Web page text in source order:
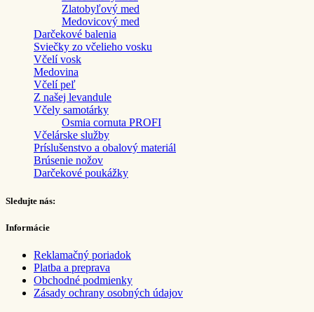
Zlatobyľový med
Medovicový med
Darčekové balenia
Sviečky zo včelieho vosku
Včelí vosk
Medovina
Včelí peľ
Z našej levandule
Včely samotárky
Osmia cornuta PROFI
Včelárske služby
Príslušenstvo a obalový materiál
Brúsenie nožov
Darčekové poukážky
Sledujte nás:
Informácie
Reklamačný poriadok
Platba a preprava
Obchodné podmienky
Zásady ochrany osobných údajov